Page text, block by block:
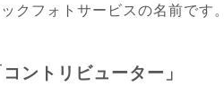
クフォトサービスの名前です。
ントリビューター」